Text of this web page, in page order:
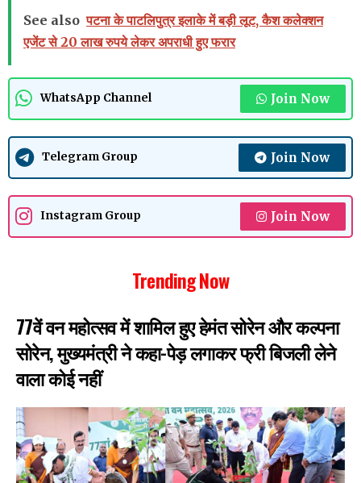
See also पटना के पाटलिपुत्र इलाके में बड़ी लूट, कैश कलेक्शन
एजेंट से 20 लाख रुपये लेकर अपराधी हुए फरार
WhatsApp Channel Join Now
Telegram Group Join Now
Instagram Group Join Now
Trending Now
77वें वन महोत्सव में शामिल हुए हेमंत सोरेन और कल्पना
सोरेन, मुख्यमंत्री ने कहा-पेड़ लगाकर फ्री बिजली लेने
वाला कोई नहीं